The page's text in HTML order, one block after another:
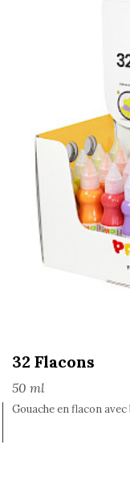
32 Flacons
50 ml
Gouache en flacon